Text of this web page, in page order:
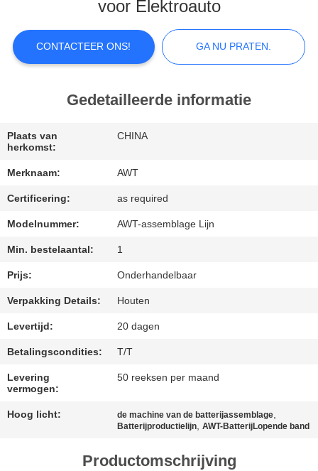
KWALITEITSCONTROLE
NEEM
CONTACT
ONS
OP
GA
NU
PRATEN.
SITEMAP
PRIVACY
POLICY
voor Elektroauto
CONTACTEER ONS! GA NU PRATEN.
Gedetailleerde informatie
Plaats van
herkomst:
CHINA
Merknaam: AWT
Certificering: as required
Modelnummer: AWT-assemblage Lijn
Min. bestelaantal: 1
Prijs: Onderhandelbaar
Verpakking Details: Houten
Levertijd: 20 dagen
Betalingscondities: T/T
Levering
vermogen:
50 reeksen per maand
Hoog licht: de machine van de batterijassemblage
Batterijproductielijn ,AWT-BatterijLopende band
Productomschrijving